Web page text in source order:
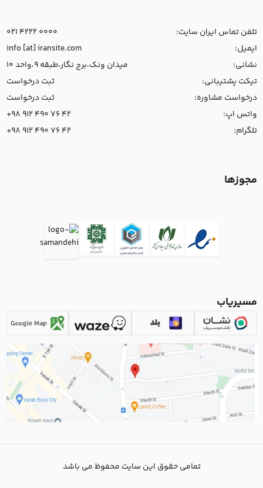
تلفن تماس ایران سایت:
021 4222 0000
ایمیل:
info [at] iransite.com
نشانی:
میدان ونک،برج نگار،طبقه 9،واحد 10
تیکت پشتیبانی:
ثبت درخواست
درخواست مشاوره:
ثبت درخواست
واتس اپ:
+98 912 490 76 42
تلگرام:
+98 912 490 76 42
مجوزها
مسیریاب
تمامی حقوق این سایت محفوظ می باشد